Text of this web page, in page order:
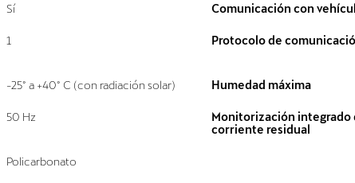
Sí Comunicación con
1 Protocolo de
-25° a +40° C (con radiación solar) Humedad máxima
50 Hz
Monitorización integrado
corriente residual
Policarbonato